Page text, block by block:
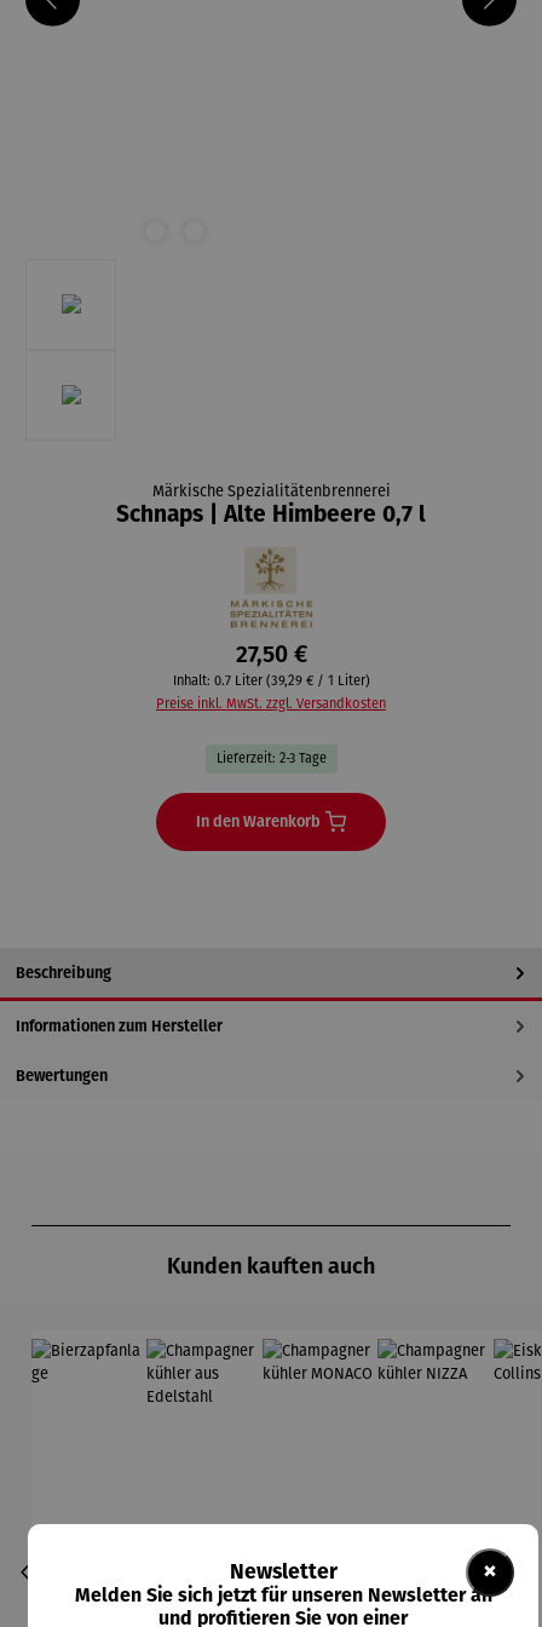
Märkische Spezialitätenbrennerei
Schnaps | Alte Himbeere 0,7 l
27,50 €
Inhalt: 0.7 Liter (39,29 € / 1 Liter)
Preise inkl. MwSt. zzgl. Versandkosten
Lieferzeit: 2-3 Tage
In den Warenkorb
Beschreibung
Informationen zum Hersteller
Bewertungen
Kunden kauften auch
×
Newsletter
Melden Sie sich jetzt für unseren Newsletter an
und profitieren Sie von einer